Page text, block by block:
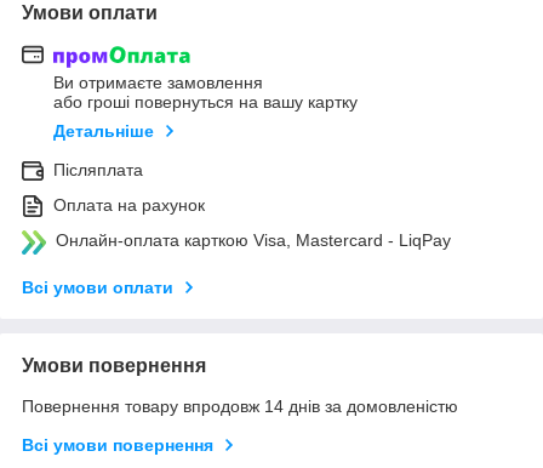
Умови оплати
Ви отримаєте замовлення
або гроші повернуться на вашу картку
Детальніше
Післяплата
Оплата на рахунок
Онлайн-оплата карткою Visa, Mastercard - LiqPay
Всі умови оплати
Умови повернення
Повернення товару впродовж 14 днів за домовленістю
Всі умови повернення